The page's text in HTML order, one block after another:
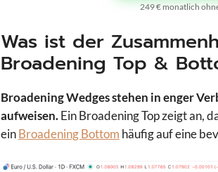
249 € monatlich
Was ist der
Broadening Top &
Broadening Wedges stehen in enger
aufweisen.Ein Broadening Top zeigt an,
einBroadening Bottom häufig auf eine